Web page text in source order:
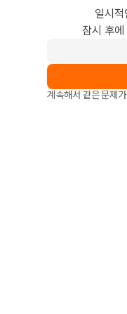
일시적
잠시 후
계속해서 같은 문제